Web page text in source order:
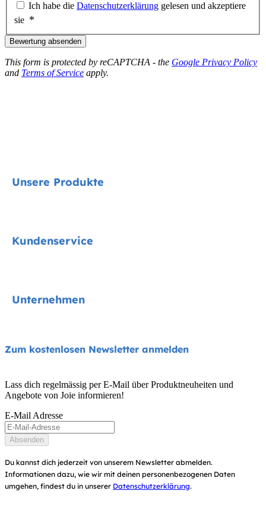
Ich habe die Datenschutzerklärung gelesen und akzeptiere
sie
Bewertung absenden
This form is protected by reCAPTCHA - the Google Privacy Policy
and Terms of Service apply.
Unsere Produkte
Hochstühle
Reise- und Beistellbetten
Babytragen
Kundenservice
Garantie
Benutzerhandbuch
Seitenübersicht
Unternehmen
Über uns
Auszeichnungen
Händlersuche
Produktregistrierung
Zum kostenlosen Newsletter anmelden
Lass dich regelmässig per E-Mail über Produktneuheiten und
Angebote von Joie informieren!
E-Mail Adresse
Absenden
Du kannst dich jederzeit von unserem Newsletter abmelden.
Informationen dazu, wie wir mit deinen personenbezogenen Daten
umgehen, findest du in unserer Datenschutzerklärung.